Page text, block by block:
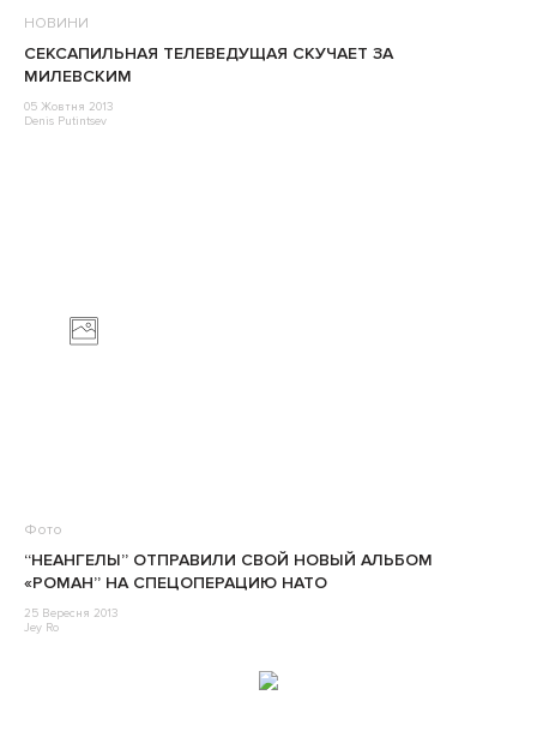
НОВИНИ
СЕКСАПИЛЬНАЯ ТЕЛЕВЕДУЩАЯ СКУЧАЕТ ЗА
МИЛЕВСКИМ
05 Жовтня 2013
Denis Putintsev
Фото
“НЕАНГЕЛЫ” ОТПРАВИЛИ СВОЙ НОВЫЙ АЛЬБОМ
«РОМАН” НА СПЕЦОПЕРАЦИЮ НАТО
25 Вересня 2013
Jey Ro